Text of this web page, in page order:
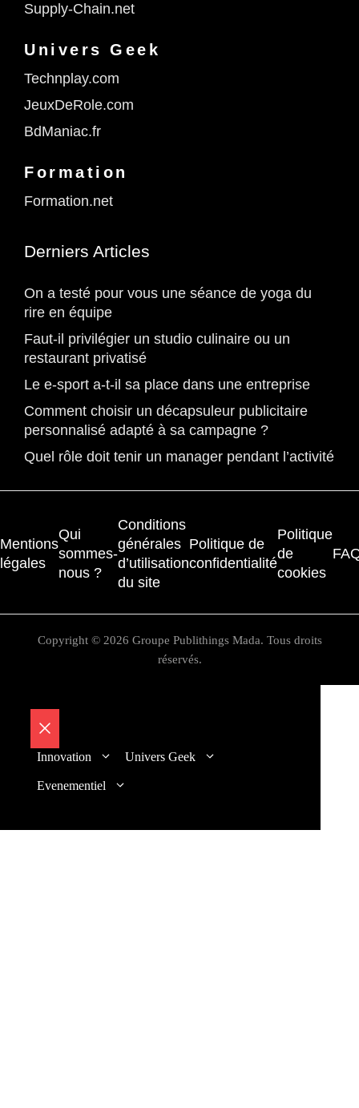
Supply-Chain.net
Univers Geek
Technplay.com
JeuxDeRole.com
BdManiac.fr
Formation
Formation.net
Derniers Articles
On a testé pour vous une séance de yoga du
rire en équipe
Faut-il privilégier un studio culinaire ou un
restaurant privatisé
Le e-sport a-t-il sa place dans une entreprise
Comment choisir un décapsuleur publicitaire
personnalisé adapté à sa campagne ?
Quel rôle doit tenir un manager pendant l’activité
Mentions
légales
Qui
sommes-
nous ?
Conditions
générales
d’utilisation
du site
Politique de
confidentialité
Politique
de
cookies
Copyright © 2026 Groupe Publithings Mada. Tous droits
réservés.
Fermer
Innovation Univers Geek
Evenementiel